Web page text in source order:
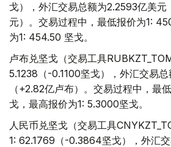
戈），外汇交易总额为2.2593亿美
元）。交易过程中，最低报价为1:
为1: 454.50 坚戈。
卢布兑坚戈（交易工具
5.1238（-0.1100坚戈），外汇交易
（+2.82亿卢布）。交易过程中，最
戈，最高报价为1: 5.3000坚戈。
人民币兑坚戈（交易工具
1: 62.1769（-0.3864坚戈），外汇